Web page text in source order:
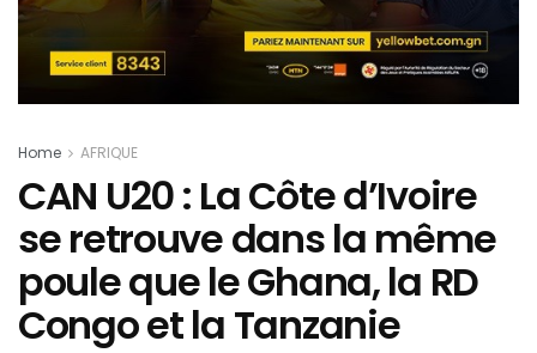
Home AFRIQUE
CAN U20 : La Côte d’Ivoire
se retrouve dans la même
poule que le Ghana, la RD
Congo et la Tanzanie